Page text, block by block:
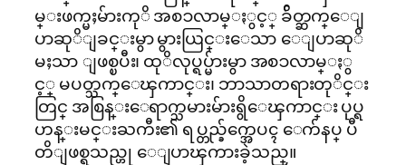
မ္းဖက္မႈမ်ားကုိ အစၥလာမ္ႏွင့္ ခ်ိတ္ဆက္ေျ
ပာဆုိျခင္းမွာ မွားယြင္းေသာ ေျပာဆုိ
မႈသာ ျဖစ္ၿပီး၊ ထုိလုပ္ရပ္မ်ားမွာ အစၥလာမ္ႏွ
င့္ မပတ္သက္ေၾကာင္း၊ ဘာသာတရားတုိင္း
တြင္ အစြန္းေရာက္သမားမ်ားရွိေၾကာင္း ပုပ္ရ
ဟန္းမင္းႀကီး၏ ရပ္တည္ခ်က္အေပၚ ေက်နပ္ ပီ
တိျဖစ္ရသည္ဟု ေျပာၾကားခဲ့သည္။